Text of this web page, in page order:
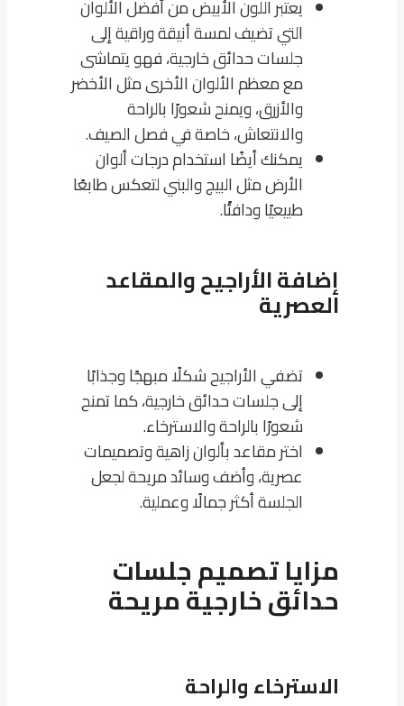
يعتبر اللون الأبيض من أفضل الألوان
التي تضيف لمسة أنيقة وراقية إلى
جلسات حدائق خارجية، فهو يتماشى
مع معظم الألوان الأخرى مثل الأخضر
والأزرق، ويمنح شعورًا بالراحة
والانتعاش، خاصة في فصل الصيف.
يمكنك أيضًا استخدام درجات ألوان
الأرض مثل البيج والبني لتعكس طابعًا
طبيعيًا ودافئًا.
إضافة الأراجيح والمقاعد
العصرية
تضفي الأراجيح شكلًا مبهجًا وجذابًا
إلى جلسات حدائق خارجية، كما تمنح
شعورًا بالراحة والاسترخاء.
اختر مقاعد بألوان زاهية وتصميمات
عصرية، وأضف وسائد مريحة لجعل
الجلسة أكثر جمالًا وعملية.
مزايا تصميم جلسات
حدائق خارجية مريحة
الاسترخاء والراحة